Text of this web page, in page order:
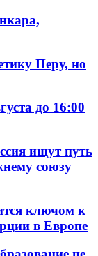
Перу, но
до 16:00
ищут путь
союзу
ключом к
в Европе